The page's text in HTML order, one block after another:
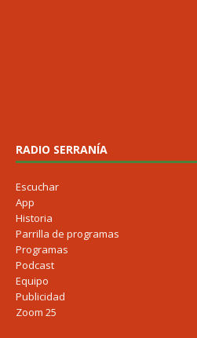
RADIO SERRANÍA
Escuchar
App
Historia
Parrilla de programas
Programas
Podcast
Equipo
Publicidad
Zoom 25